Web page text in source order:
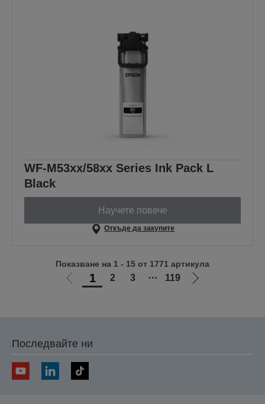
WF-M53xx/58xx Series Ink Pack L
Black
Научете повече
Откъде да закупите
Отиди
1 2 3 ⋯ 119
Отиди
Показване на 1 - 15 от 1771 артикула
Последвайте ни